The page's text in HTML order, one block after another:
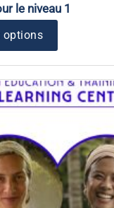
le niveau 1
options